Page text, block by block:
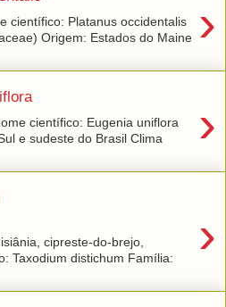
›
científico: Platanus occidentalis
Origem: Estados do Maine
›
científico: Eugenia uniflora
e sudeste do Brasil Clima
›
cipreste-do-brejo,
Taxodium distichum Família: